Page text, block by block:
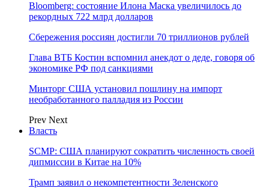
Bloomberg: состояние Илона Маска увеличилось до
рекордных 722 млрд долларов
Сбережения россиян достигли 70 триллионов рублей
Глава ВТБ Костин вспомнил анекдот о деде, говоря об
экономике РФ под санкциями
Минторг США установил пошлину на импорт
необработанного палладия из России
Prev Next
Власть
SCMP: США планируют сократить численность своей
дипмиссии в Китае на 10%
Трамп заявил о некомпетентности Зеленского